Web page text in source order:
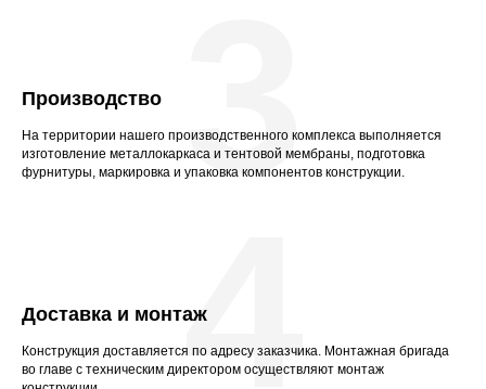
Производство
На территории нашего производственного комплекса выполняется
изготовление металлокаркаса и тентовой мембраны, подготовка
фурнитуры, маркировка и упаковка компонентов конструкции.
3
Доставка и монтаж
Конструкция доставляется по адресу заказчика. Монтажная бригада
во главе с техническим директором осуществляют монтаж
4